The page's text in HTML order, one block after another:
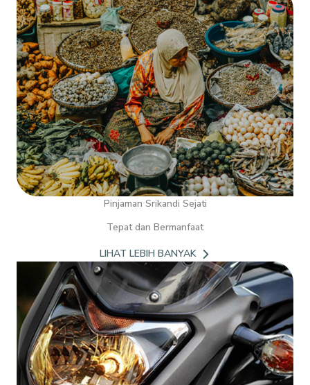
Pinjaman Srikandi Sejati
Tepat dan Bermanfaat
LIHAT LEBIH BANYAK